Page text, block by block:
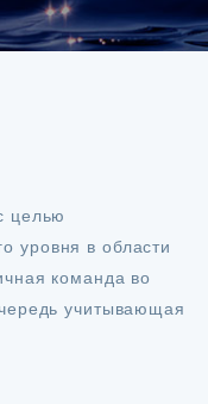
целью
уровня в области
команда во
учитывающая